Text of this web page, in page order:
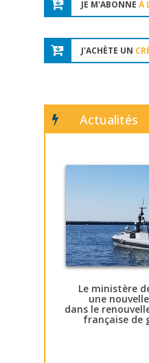
JE M'ABONNE À
J'ACHÈTE UN
Actualités
Le ministère
une
dans le
française de